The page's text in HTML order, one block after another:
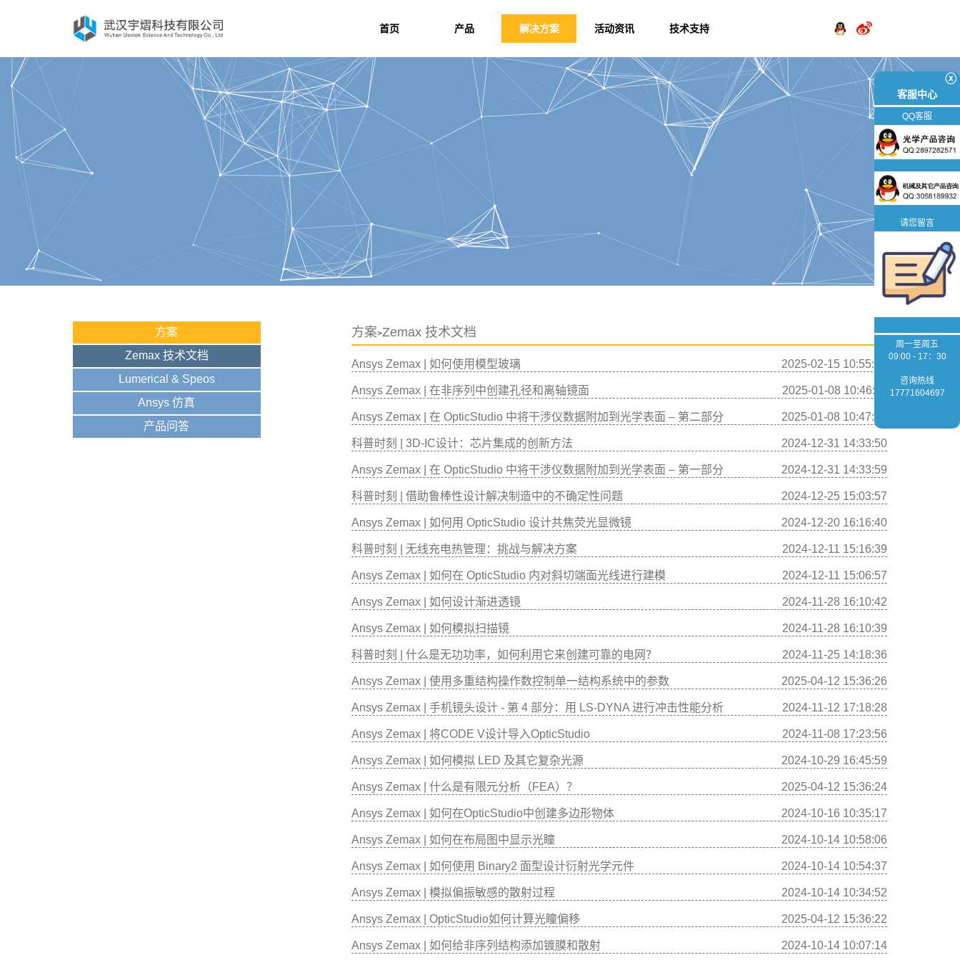
首页 产品 解决方案 活动资讯 技术支持
方案
Zemax 技术文档
Lumerical & Speos
Ansys 仿真
产品问答
方案>Zemax 技术文档
Ansys Zemax | 如何使用模型玻璃 2025-02-15 10:55:52
Ansys Zemax | 在非序列中创建孔径和离轴镜面 2025-01-08 10:46:11
Ansys Zemax | 在 OpticStudio 中将干涉仪数据附加到光学表面 – 第二部分 2025-01-08 10:47:33
科普时刻 | 3D-IC设计：芯片集成的创新方法 2024-12-31 14:33:50
Ansys Zemax | 在 OpticStudio 中将干涉仪数据附加到光学表面 – 第一部分 2024-12-31 14:33:59
科普时刻 | 借助鲁棒性设计解决制造中的不确定性问题 2024-12-25 15:03:57
Ansys Zemax | 如何用 OpticStudio 设计共焦荧光显微镜 2024-12-20 16:16:40
科普时刻 | 无线充电热管理：挑战与解决方案 2024-12-11 15:16:39
Ansys Zemax | 如何在 OpticStudio 内对斜切端面光线进行建模 2024-12-11 15:06:57
Ansys Zemax | 如何设计渐进透镜 2024-11-28 16:10:42
Ansys Zemax | 如何模拟扫描镜 2024-11-28 16:10:39
科普时刻 | 什么是无功功率，如何利用它来创建可靠的电网？ 2024-11-25 14:18:36
Ansys Zemax | 使用多重结构操作数控制单一结构系统中的参数 2025-04-12 15:36:26
Ansys Zemax | 手机镜头设计 - 第 4 部分：用 LS-DYNA 进行冲击性能分析 2024-11-12 17:18:28
Ansys Zemax | 将CODE V设计导入OpticStudio 2024-11-08 17:23:56
Ansys Zemax | 如何模拟 LED 及其它复杂光源 2024-10-29 16:45:59
Ansys Zemax | 什么是有限元分析（FEA）？ 2025-04-12 15:36:24
Ansys Zemax | 如何在OpticStudio中创建多边形物体 2024-10-16 10:35:17
Ansys Zemax | 如何在布局图中显示光瞳 2024-10-14 10:58:06
Ansys Zemax | 如何使用 Binary2 面型设计衍射光学元件 2024-10-14 10:54:37
Ansys Zemax | 模拟偏振敏感的散射过程 2024-10-14 10:34:52
Ansys Zemax | OpticStudio如何计算光瞳偏移 2025-04-12 15:36:22
Ansys Zemax | 如何给非序列结构添加镀膜和散射 2024-10-14 10:07:14
ⓧ
客服中心
QQ客服
请您留言
周一至周五
09:00 - 17：30
咨询热线
17771604697